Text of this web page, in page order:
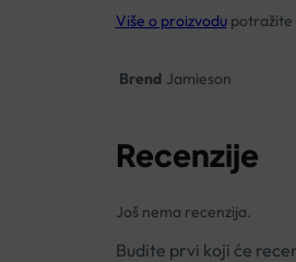
Više o proizvodupotražite
Brend Jamieson
Recenzije
Još nema recenzija.
Budite prvi koji će